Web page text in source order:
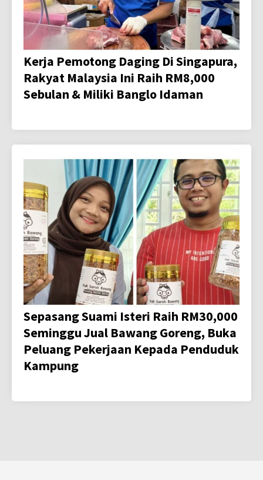
Kerja Pemotong Daging Di Singapura,
Rakyat Malaysia Ini Raih RM8,000
Sebulan & Miliki Banglo Idaman
Sepasang Suami Isteri Raih RM30,000
Seminggu Jual Bawang Goreng, Buka
Peluang Pekerjaan Kepada Penduduk
Kampung